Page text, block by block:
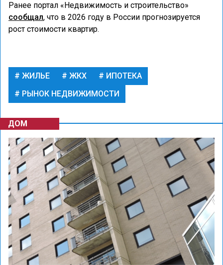
Ранее портал «Недвижимость и строительство»
сообщал, что в 2026 году в России прогнозируется
рост стоимости квартир.
ЖИЛЬЕ ЖКХ
ИПОТЕКА
РЫНОК НЕДВИЖИМОСТИ
ДОМ